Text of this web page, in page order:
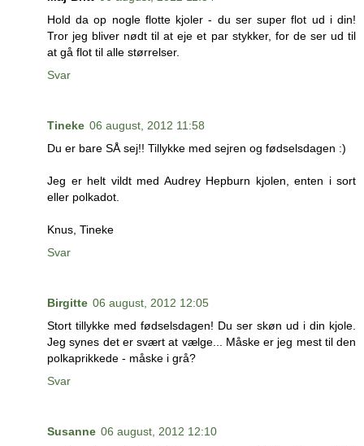
Hold da op nogle flotte kjoler - du ser super flot ud i din!
Tror jeg bliver nødt til at eje et par stykker, for de ser ud til
at gå flot til alle størrelser.
Svar
Tineke 06 august, 2012 11:58
Du er bare SÅ sej!! Tillykke med sejren og fødselsdagen :)
Jeg er helt vildt med Audrey Hepburn kjolen, enten i sort
eller polkadot.
Knus, Tineke
Svar
Birgitte 06 august, 2012 12:05
Stort tillykke med fødselsdagen! Du ser skøn ud i din kjole.
Jeg synes det er svært at vælge... Måske er jeg mest til den
polkaprikkede - måske i grå?
Svar
Susanne 06 august, 2012 12:10